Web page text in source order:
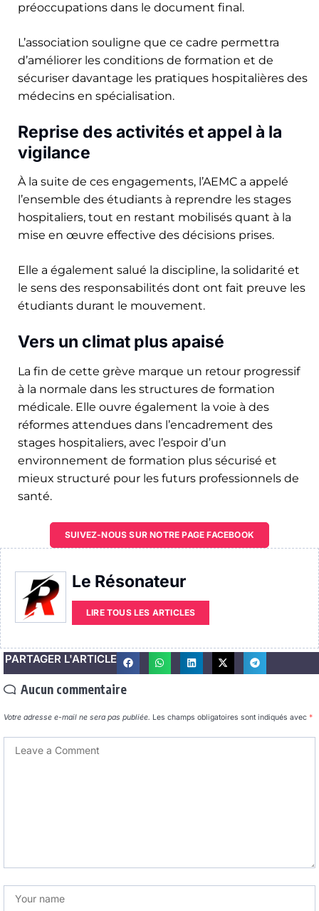
préoccupations dans le document final.
L’association souligne que ce cadre permettra
d’améliorer les conditions de formation et de
sécuriser davantage les pratiques hospitalières des
médecins en spécialisation.
Reprise des activités et appel à la
vigilance
À la suite de ces engagements, l’AEMC a appelé
l’ensemble des étudiants à reprendre les stages
hospitaliers, tout en restant mobilisés quant à la
mise en œuvre effective des décisions prises.
Elle a également salué la discipline, la solidarité et
le sens des responsabilités dont ont fait preuve les
étudiants durant le mouvement.
Vers un climat plus apaisé
La fin de cette grève marque un retour progressif
à la normale dans les structures de formation
médicale. Elle ouvre également la voie à des
réformes attendues dans l’encadrement des
stages hospitaliers, avec l’espoir d’un
environnement de formation plus sécurisé et
mieux structuré pour les futurs professionnels de
santé.
SUIVEZ-NOUS SUR NOTRE PAGE FACEBOOK
Le Résonateur
LIRE TOUS LES ARTICLES
PARTAGER L'ARTICLE
Aucun commentaire
Votre adresse e-mail ne sera pas publiée. Les champs obligatoires sont indiqués avec *